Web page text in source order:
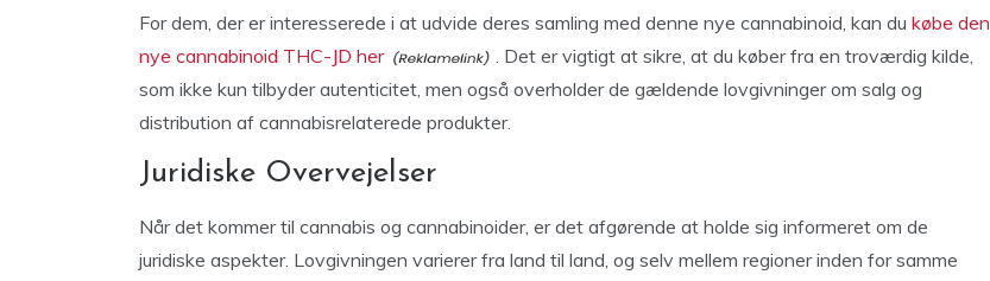
For dem, der er interesserede i at udvide deres samling med denne nye cannabinoid, kan du købe den
nye cannabinoid THC-JD her
. Det er vigtigt at sikre, at du køber fra en troværdig kilde,
som ikke kun tilbyder autenticitet, men også overholder de gældende lovgivninger om salg og
distribution af cannabisrelaterede produkter.
Juridiske Overvejelser
Når det kommer til cannabis og cannabinoider, er det afgørende at holde sig informeret om de
juridiske aspekter. Lovgivningen varierer fra land til land, og selv mellem regioner inden for samme